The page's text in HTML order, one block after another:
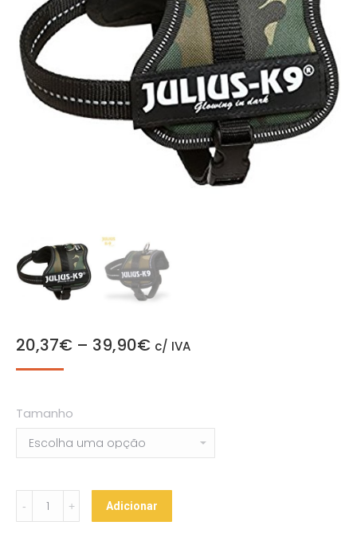
20,37€ – 39,90€ c/ IVA
Tamanho
Peitoral
Julius-
Adicionar